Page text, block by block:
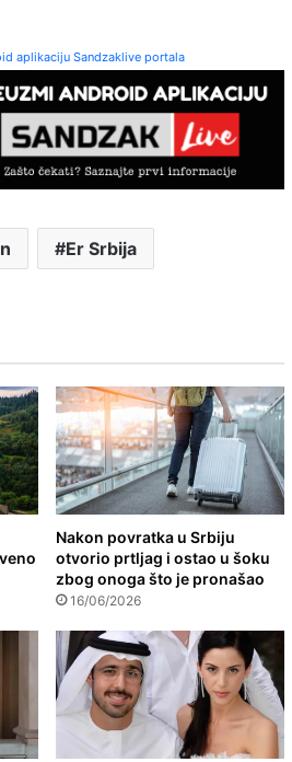
aplikaciju Sandzaklive portala
Er Srbija
Nakon povratka u Srbiju
otvorio prtljag i ostao u šoku
zbog onoga što je pronašao
16/06/2026